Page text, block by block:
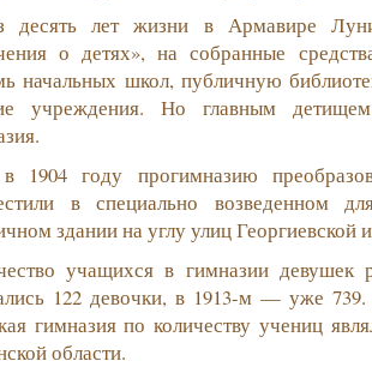
десять лет жизни в Армавире
о детях», на собранные
начальных школ, публичную
учреждения. Но главным
1904 году прогимназию
в специально возведенном
здании на углу улиц Георгиевской
учащихся в гимназии
122 девочки, в 1913-м — уже
гимназия по количеству учениц
области.